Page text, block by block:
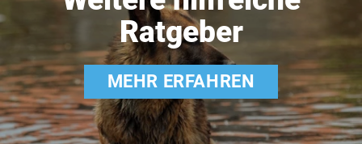
Ratgeber
MEHR ERFAHREN